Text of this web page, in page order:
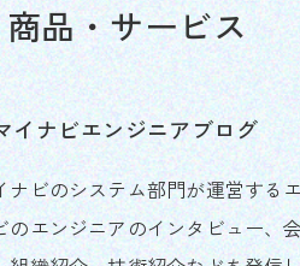
商品・サービス
イナビエンジニアブログ
ナビのシステム部門が運営する
のエンジニアのインタビュー、